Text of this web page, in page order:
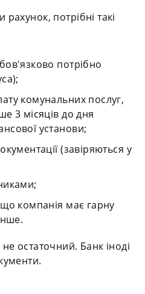
потрібні такі
потрібно
комунальних послуг,
3 місяців до дня
установи;
(завіряються у
компанія має гарну
остаточний. Банк іноді